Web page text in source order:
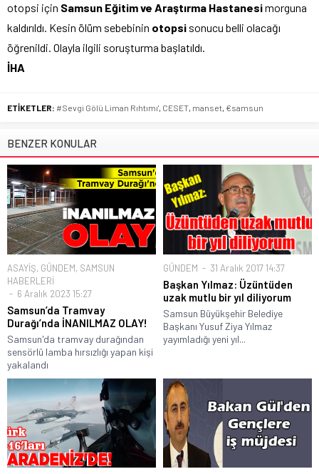
otopsi için Samsun Eğitim ve Araştırma Hastanesimorguna
kaldırıldı. Kesin ölüm sebebinin otopsi sonucu belli olacağı
öğrenildi. Olayla ilgili soruşturma başlatıldı.
İHA
ETİKETLER: #Sevgi Gölü Liman Rıhtımı', CESET, manset, €samsun
BENZER KONULAR
ASAYİŞ, GÜNDEM, SAMSUN
HABERLERİ
6 Aralık 2023 15:27
Samsun’da Tramvay
Durağı’nda İNANILMAZ OLAY!
Samsun'da tramvay durağından
sensörlü lamba hırsızlığı yapan kişi
yakalandı
GÜNDEM 31 Aralık 2017 14:37
Başkan Yılmaz: Üzüntüden
uzak mutlu bir yıl diliyorum
Samsun Büyükşehir Belediye
Başkanı Yusuf Ziya Yılmaz
yayımladığı yeni yıl...